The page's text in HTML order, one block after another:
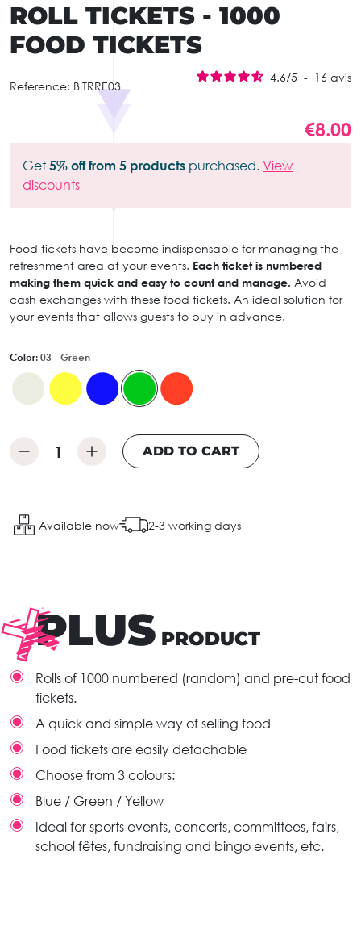
ROLL TICKETS - 1000
FOOD TICKETS
Reference: BITRRE03
4.6/5 - 16 avis
€8.00
Get 5% off from 5 products purchased. View
discounts
Food tickets have become indispensable for managing the
refreshment area at your events. Each ticket is numbered
making them quick and easy to count and manage. Avoid
cash exchanges with these food tickets. An ideal solution for
your events that allows guests to buy in advance.
Color: 03 - Green
ADD TO CART
Available now 2-3 working days
PLUS PRODUCT
Rolls of 1000 numbered (random) and pre-cut food
tickets.
A quick and simple way of selling food
Food tickets are easily detachable
Choose from 3 colours:
Blue / Green / Yellow
Ideal for sports events, concerts, committees, fairs,
school fêtes, fundraising and bingo events, etc.